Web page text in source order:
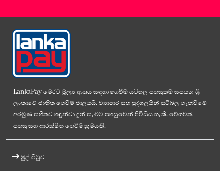
LankaPay මෙරට මූල්‍ය අංශය සඳහා ගෙවීම් යටිතල පහසුකම් සපයන ශ්‍රී
ලංකාවේ ජාතික ගෙවීම් ජාලයයි. ව්‍යාපාර සහ පුද්ගලයින් සවිබල ගැන්වීමේ
අරමුණ සහිතව හඳුන්වා දුන් සැමට පහසුවෙන් පිවිසිය හැකි, වේගවත්,
පහසු සහ ආරක්ෂිත ගෙවීම් ක්‍රමයකි.
මුල් පිටුව